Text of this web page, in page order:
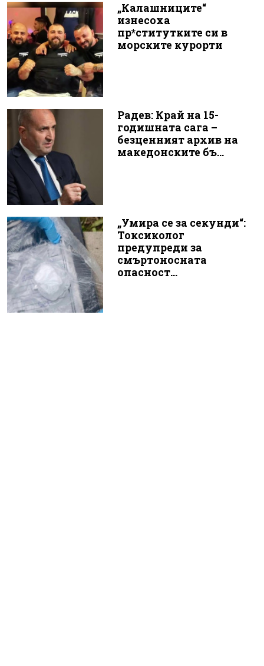
„Калашниците“
изнесоха
пр*ститутките си в
морските курорти
Радев: Край на 15-
годишната сага –
безценният архив на
македонските бъ...
„Умира се за секунди“:
Токсиколог
предупреди за
смъртоносната
опасност...